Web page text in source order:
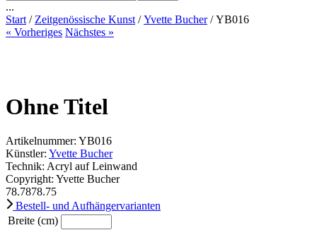
...
Start/Zeitgenössische Kunst/Yvette Bucher/ YB016
« Vorheriges Nächstes »
Ohne Titel
Artikelnummer: YB016
Künstler: Yvette Bucher
Technik: Acryl auf Leinwand
Copyright: Yvette Bucher
78.7878.75
Bestell- und Aufhängervarianten
Breite (cm)